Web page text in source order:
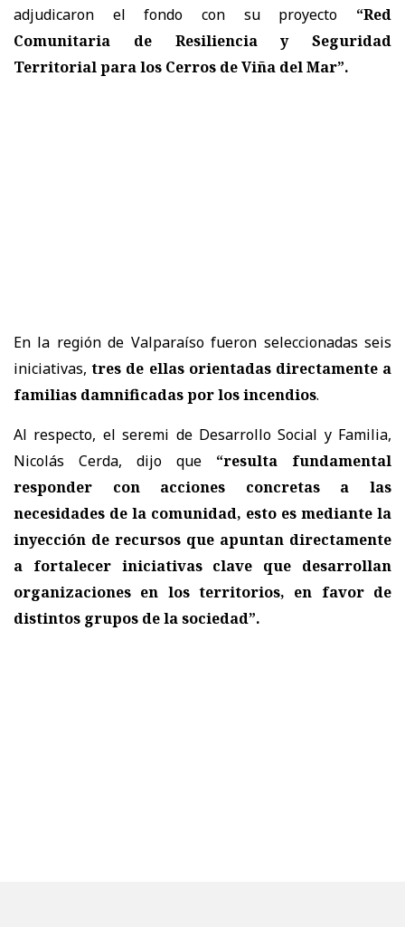
adjudicaron el fondo con su proyecto “Red
Comunitaria de Resiliencia y Seguridad
Territorial para los Cerros de Viña del Mar”.
En la región de Valparaíso fueron seleccionadas seis
iniciativas,tres de ellas orientadas directamente a
familias damnificadas por los incendios.
Al respecto, el seremi de Desarrollo Social y Familia,
Nicolás Cerda, dijo que “resulta fundamental
responder con acciones concretas a las
necesidades de la comunidad, esto es mediante la
inyección de recursos que apuntan directamente
a fortalecer iniciativas clave que desarrollan
organizaciones en los territorios, en favor de
distintos grupos de la sociedad”.